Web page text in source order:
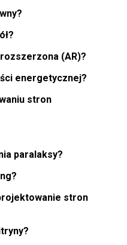
(AR)?
energetycznej?
stron
paralaksy?
stron